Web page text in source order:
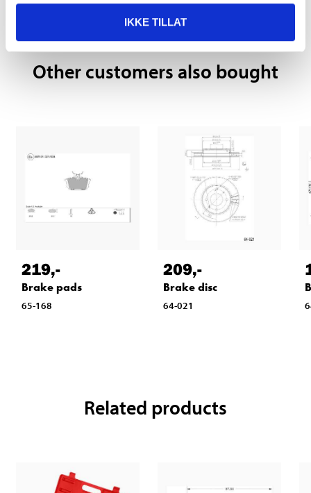
IKKE TILLAT
Other customers also bought
219,-
Brake pads
65-168
209,-
Brake disc
64-021
Related products